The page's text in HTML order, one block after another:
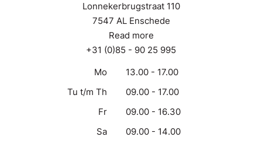
Lonnekerbrugstraat 110
7547 AL Enschede
Read more
+31 (0)85 - 90 25 995
Mo
13.00 - 17.00
Tu t/m Th
09.00 - 17.00
Fr
09.00 - 16.30
Sa
09.00 - 14.00